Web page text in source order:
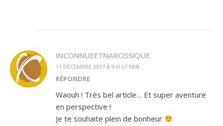
INCONNUEETNARCISSIQUE
11 DÉCEMBRE 2017 À 9 H 07 MIN
RÉPONDRE
Waouh ! Très bel article… Et super aventure
en perspective !
Je te souhaite plein de bonheur